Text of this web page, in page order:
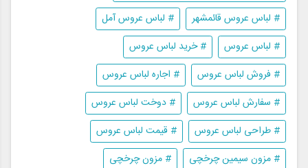
# لباس عروس قائمشهر
# لباس عروس آمل
# لباس عروس
# خرید لباس عروس
# فروش لباس عروس
# اجاره لباس عروس
# سفارش لباس عروس
# دوخت لباس عروس
# طراحی لباس عروس
# قیمت لباس عروس
# مزون سیمین چرخچی
# مزون چرخچی